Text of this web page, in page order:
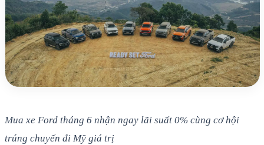
Mua xe Ford tháng 6 nhận ngay lãi suất 0% cùng cơ hội
trúng chuyến đi Mỹ giá trị